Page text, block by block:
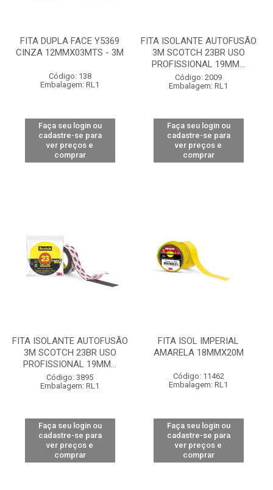
FITA DUPLA FACE Y5369
CINZA 12MMX03MTS - 3M
Código: 138
Embalagem: RL1
Faça seu login ou
cadastre-se para
ver preços e
comprar
FITA ISOLANTE AUTOFUSÃO
3M SCOTCH 23BR USO
PROFISSIONAL 19MM...
Código: 2009
Embalagem: RL1
Faça seu login ou
cadastre-se para
ver preços e
comprar
FITA ISOLANTE AUTOFUSÃO
3M SCOTCH 23BR USO
PROFISSIONAL 19MM...
Código: 3895
Embalagem: RL1
Faça seu login ou
cadastre-se para
ver preços e
comprar
FITA ISOL IMPERIAL
AMARELA 18MMX20M
Código: 11462
Embalagem: RL1
Faça seu login ou
cadastre-se para
ver preços e
comprar